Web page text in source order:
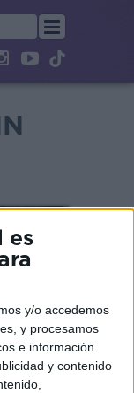
es
y/o accedemos
y procesamos
e información
y contenido